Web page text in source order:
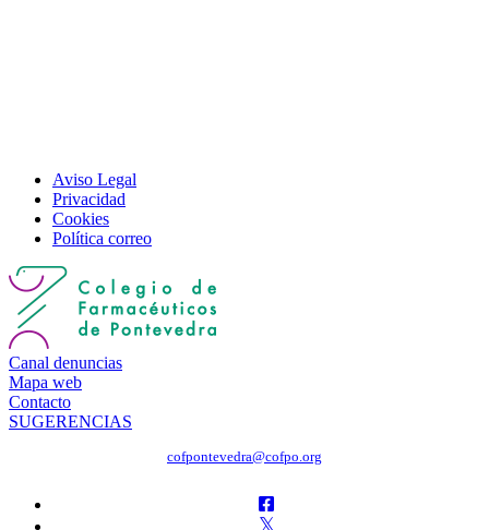
Aviso Legal
Privacidad
Cookies
Política correo
Canal denuncias
Mapa web
Contacto
SUGERENCIAS
cofpontevedra@cofpo.org